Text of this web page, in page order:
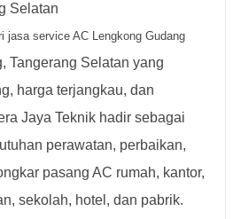
Selatan
jasa service AC Lengkong Gudang
Tangerang Selatan yang
harga terjangkau, dan
Jaya Teknik hadir sebagai
perawatan, perbaikan,
pasang AC rumah, kantor,
sekolah, hotel, dan pabrik.